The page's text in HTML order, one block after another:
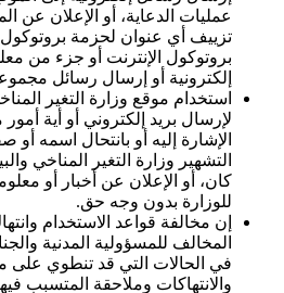
عمليات الدعاية، أو الإعلان عن
تزييف أي عنوان لحزمة
بروتوكول الإنترنت أو جزء من
إلكترونية أو إرسال رسائل
استخدام موقع وزارة التغير
لإرسال بريد إلكتروني أو أية
الإشارة إليه أو بانتحال اسمه أو
التشهير وزارة التغير المناخي
كان، أو الإعلان عن أخبار أو
للوزارة بدون وجه حق.
إن مخالفة قواعد الاستخدام
المخالف للمسؤولية المدنية
في الحالات التي قد تنطوي على
والانتهاكات وملاحقة المتسبب